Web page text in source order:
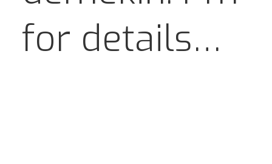
for details…